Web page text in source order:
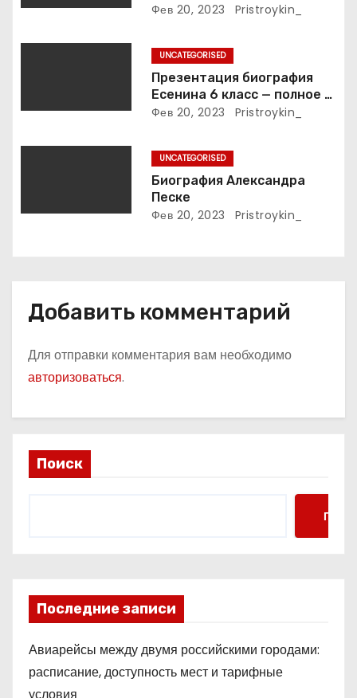
интимные подробности
Фев 20, 2023 Pristroykin_
UNCATEGORISED
Презентация биография
Есенина 6 класс — полное и
подробное описание жизни
Фев 20, 2023 Pristroykin_
UNCATEGORISED
Биография Александра
Песке
Фев 20, 2023 Pristroykin_
Добавить комментарий
Для отправки комментария вам необходимо
авторизоваться.
Поиск
Поиск
Последние записи
Авиарейсы между двумя российскими городами:
расписание, доступность мест и тарифные